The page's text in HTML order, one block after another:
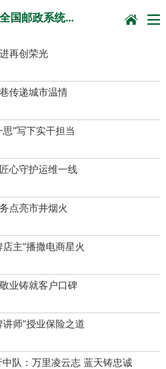
国邮政系统…
再创荣光
传递城市温情
”写下实干担当
心守护运维一线
点亮市井烟火
主”播撒电商星火
业铸就客户口碑
师”授业保险之道
队：万里凌云志 蓝天铸忠诚